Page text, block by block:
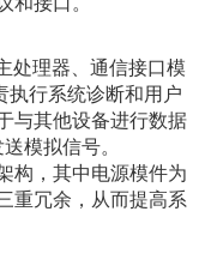
处理器、通信接口模
执行系统诊断和用户
与其他设备进行数据
模拟信号。
构，其中电源模件为
重冗余，从而提高系